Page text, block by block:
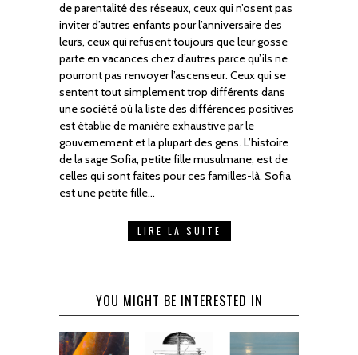
de parentalité des réseaux, ceux qui n’osent pas
inviter d’autres enfants pour l’anniversaire des
leurs, ceux qui refusent toujours que leur gosse
parte en vacances chez d’autres parce qu’ils ne
pourront pas renvoyer l’ascenseur. Ceux qui se
sentent tout simplement trop différents dans
une société où la liste des différences positives
est établie de manière exhaustive par le
gouvernement et la plupart des gens. L’histoire
de la sage Sofia, petite fille musulmane, est de
celles qui sont faites pour ces familles-là. Sofia
est une petite fille…
LIRE LA SUITE
YOU MIGHT BE INTERESTED IN